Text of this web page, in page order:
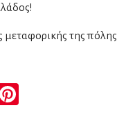
της πόλης
Twitter